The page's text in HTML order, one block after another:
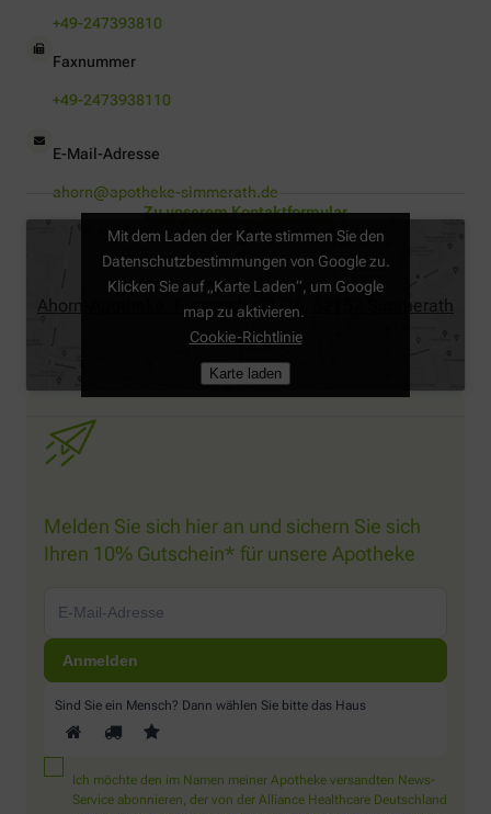
+49-247393810
Faxnummer
+49-2473938110
E-Mail-Adresse
ahorn@apotheke-simmerath.de
Zu unserem Kontaktformular
Ahorn-Apotheke, Fuggerstr. 21-25, 52152 Simmerath
Mit dem Laden der Karte stimmen Sie den
Datenschutzbestimmungen von Google zu.
Klicken Sie auf „Karte Laden“, um Google
map zu aktivieren.
Cookie-Richtlinie
Karte laden
Melden Sie sich hier an und sichern Sie sich
Ihren 10% Gutschein* für unsere Apotheke
Sind Sie ein Mensch? Dann wählen Sie bitte das Haus
Ich möchte den im Namen meiner Apotheke versandten News-
Service abonnieren, der von der Alliance Healthcare Deutschland